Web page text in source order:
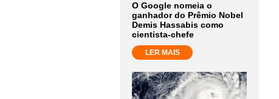
O Google nomeia o
ganhador do Prêmio Nobel
Demis Hassabis como
cientista-chefe
LER MAIS